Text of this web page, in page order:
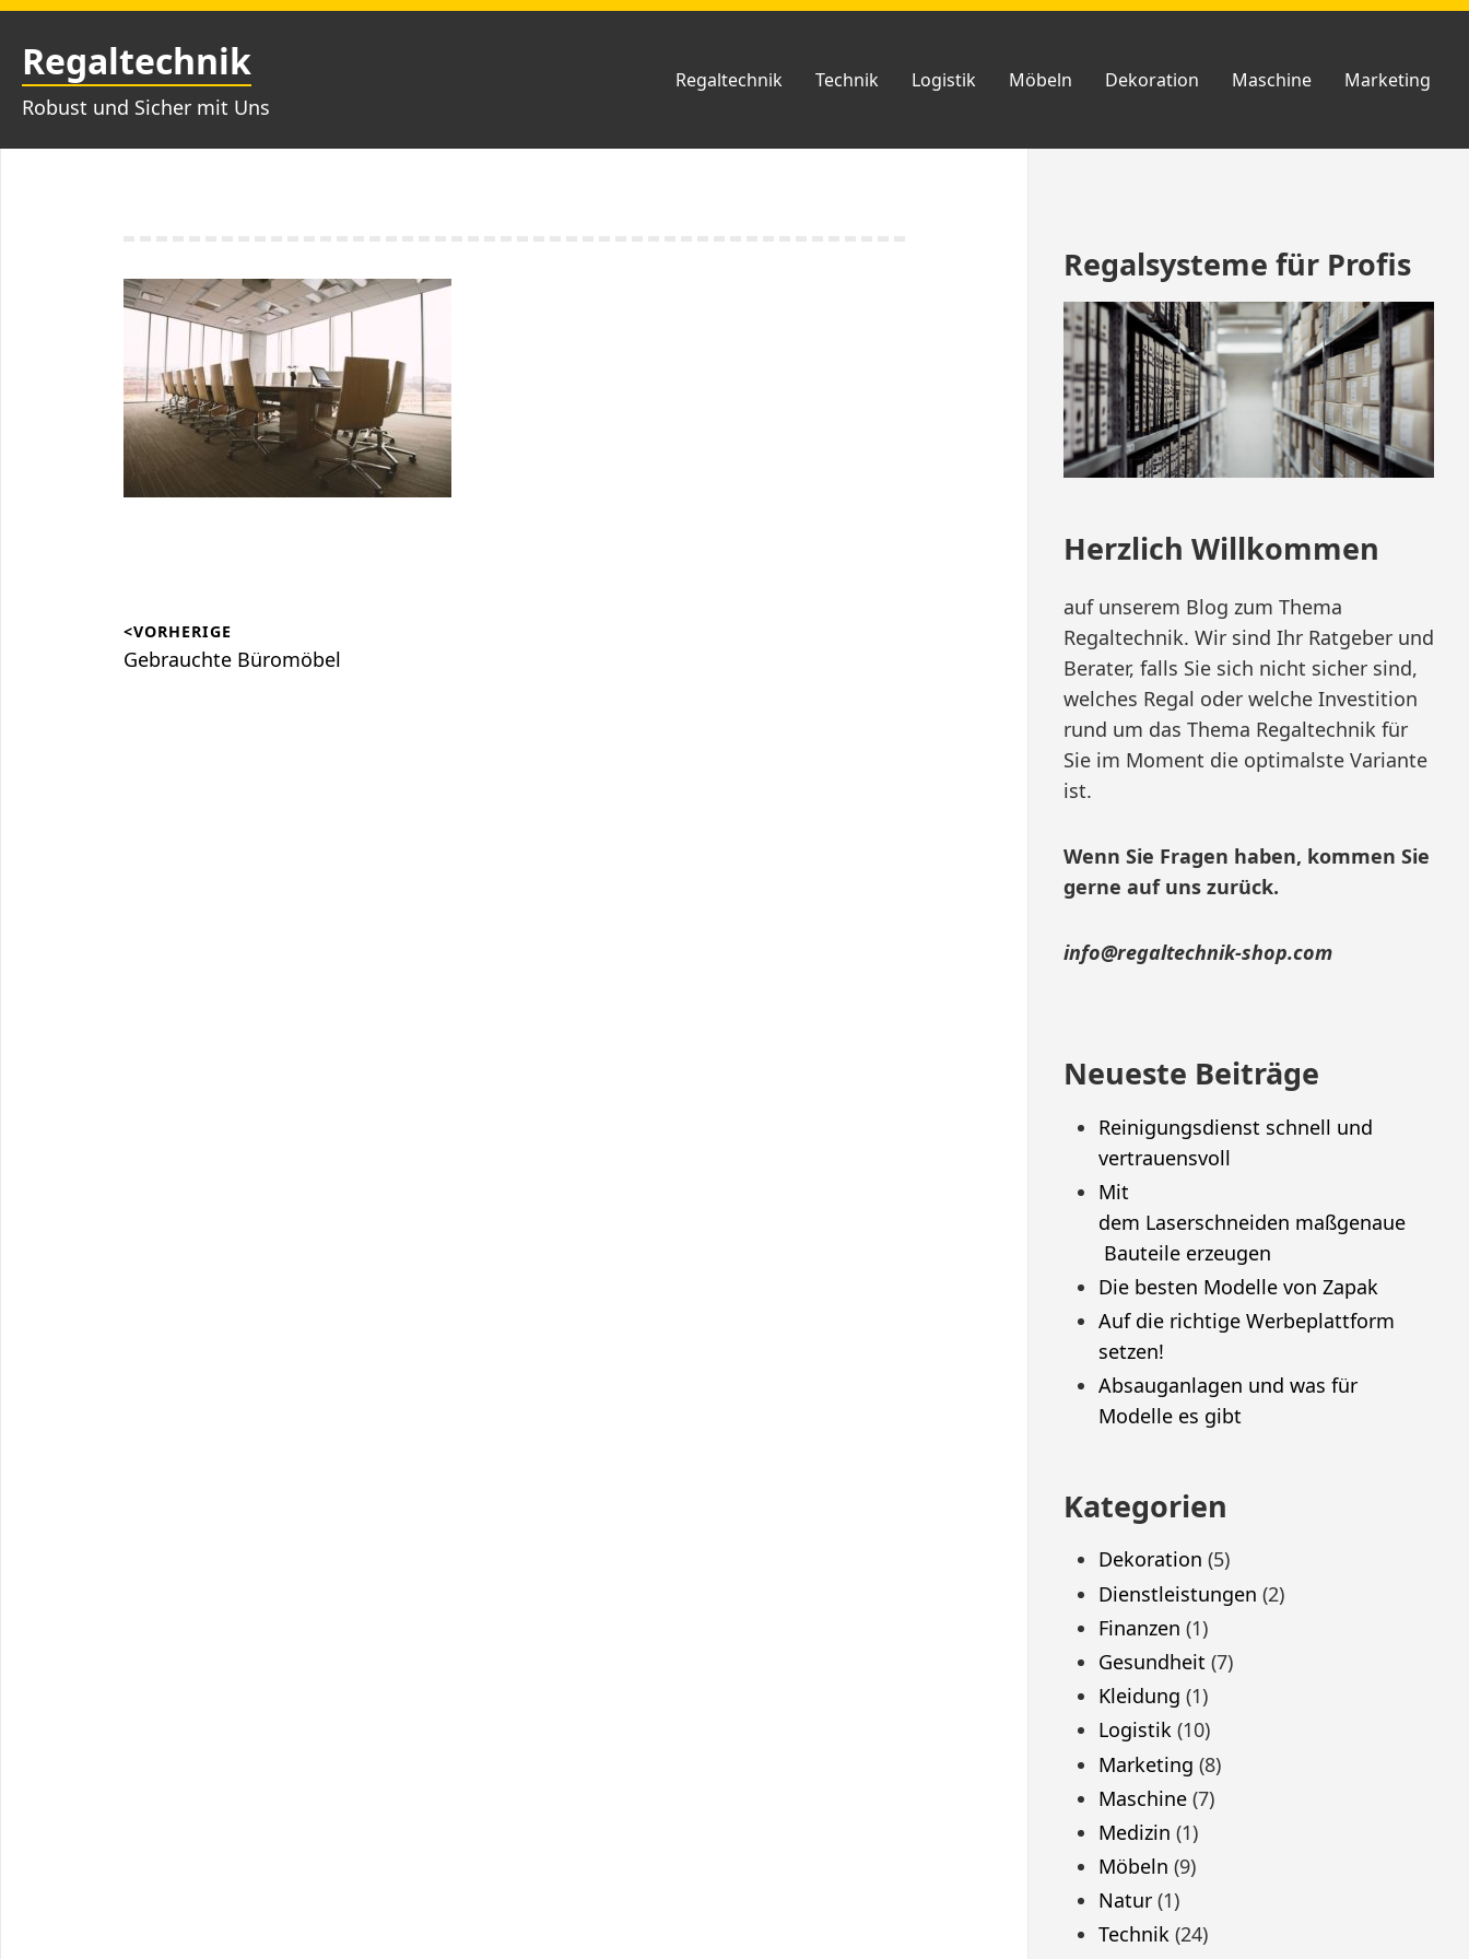
Zum
Inhalt
springen
Regaltechnik
Robust und Sicher mit Uns
Regaltechnik Technik Logistik Möbeln Dekoration Maschine Marketing
<VORHERIGE
Vorheriger
Gebrauchte Büromöbel
Footer
Regalsysteme für Profis
Herzlich Willkommen
auf unserem Blog zum Thema
Regaltechnik. Wir sind Ihr Ratgeber und
Berater, falls Sie sich nicht sicher sind,
welches Regal oder welche Investition
rund um das Thema Regaltechnik für
Sie im Moment die optimalste Variante
ist.
Wenn Sie Fragen haben, kommen Sie
gerne auf uns zurück.
info@regaltechnik-shop.com
Neueste Beiträge
Reinigungsdienst schnell und
vertrauensvoll
Mit
dem Laserschneiden maßgenaue
Bauteile erzeugen
Die besten Modelle von Zapak
Auf die richtige Werbeplattform
setzen!
Absauganlagen und was für
Modelle es gibt
Kategorien
Dekoration (5)
Dienstleistungen (2)
Finanzen (1)
Gesundheit (7)
Kleidung (1)
Logistik(10)
Marketing (8)
Maschine(7)
Medizin (1)
Möbeln (9)
Natur(1)
Technik(24)